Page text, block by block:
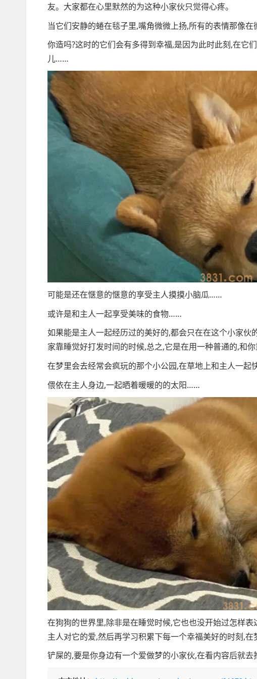
友。大家都在心里默然的为这种小家伙只觉得心疼。
当它们安静的蜷在毯子里,嘴角微微上扬,所有的表情那像在
你造吗?这时的它们会有多得到幸福,是因为此时此刻,在它
儿……
可能是还在惬意的惬意的享受主人摸摸小脑瓜……
或许是和主人一起享受美味的食物……
如果能是主人一起经历过的美好的,都会只在在这个小家
家靠睡觉好打发时间的时候,总之,它是在用一种普通的,和
在梦里会去经常会疯玩的那个小公园,在草地上和主人一
偎依在主人身边,一起晒着暖暖的的太阳……
在狗狗的世界里,除非是在睡觉时候,它也也没开始过怎样
主人对它的爱,然后再学习积累下每一个幸福美好的时刻,在
铲屎的,要是你身边有一个爱做梦的小家伙,在看内容后就去